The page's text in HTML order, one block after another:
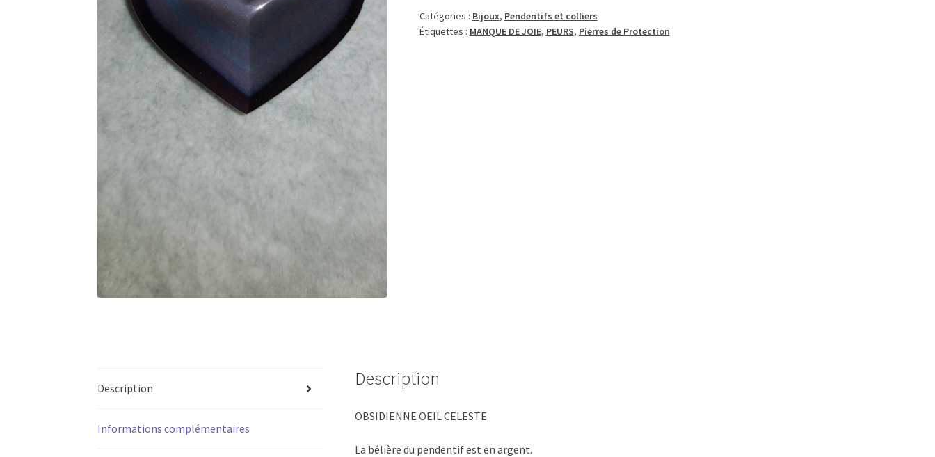
Catégories : Bijoux, Pendentifs et colliers
Étiquettes : MANQUE DE JOIE, PEURS, Pierres de Protection
Description
Informations complémentaires
Description
OBSIDIENNE OEIL CELESTE
La bélière du pendentif est en argent.